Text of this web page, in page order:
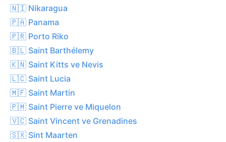
🇳🇮 Nikaragua
🇵🇦 Panama
🇵🇷 Porto Riko
🇧🇱 Saint Barthélemy
🇰🇳 Saint Kitts ve Nevis
🇱🇨 Saint Lucia
🇲🇫 Saint Martin
🇵🇲 Saint Pierre ve Miquelon
🇻🇨 Saint Vincent ve Grenadines
🇸🇽 Sint Maarten